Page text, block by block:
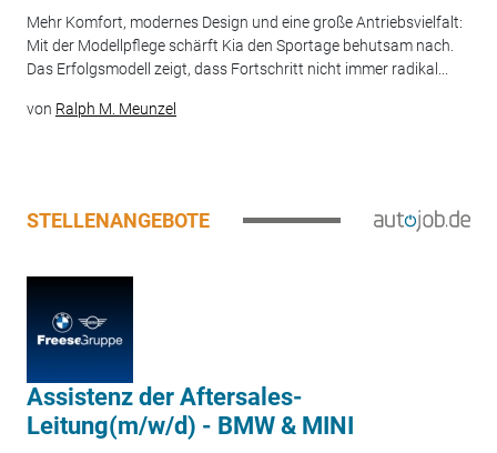
Mehr Komfort, modernes Design und eine große Antriebsvielfalt:
Mit der Modellpflege schärft Kia den Sportage behutsam nach.
Das Erfolgsmodell zeigt, dass Fortschritt nicht immer radikal...
von Ralph M. Meunzel
STELLENANGEBOTE
Assistenz der Aftersales-
Leitung(m/w/d) - BMW & MINI